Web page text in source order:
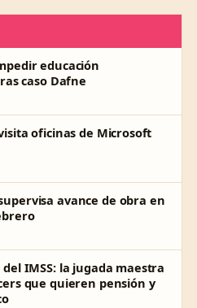
educación
caso Dafne
oficinas de Microsoft
avance de obra en
IMSS: la jugada maestra
que quieren pensión y